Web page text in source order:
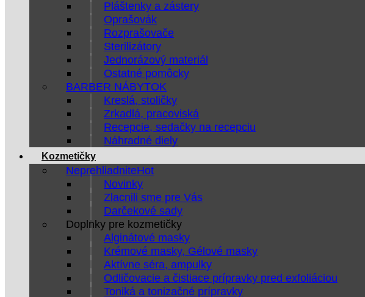
Pláštenky a zástery
Oprašovák
Rozprašovače
Sterilizátory
Jednorázový materiál
Ostatné pomôcky
BARBER NÁBYTOK
Kreslá, stoličky
Zrkadlá, pracoviská
Recepcie, sedačky na recepciu
Náhradné diely
Kozmetičky
Neprehliadnite
Novinky
Zlacnili sme pre Vás
Darčekové sady
Doplnky pre kozmetičky
Alginátové masky
Krémové masky, Gélové masky
Aktívne séra, ampulky
Odličovacie a čistiace prípravky pred exfoliáciou
Toniká a tonizačné prípravky